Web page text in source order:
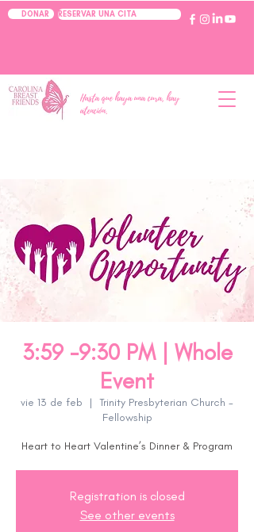
DONAR RESERVAR UNA CITA
Hasta que haya una cura, hay
atención.
3:59 -9:30 PM | Whole
Event
vie 13 de feb
  |
Trinity Presbyterian Church -
Fellowship
Heart to Heart Valentine’s Dinner & Program
Registration is closed
See other events